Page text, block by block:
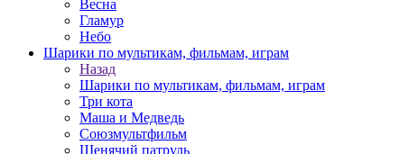
Весна
Гламур
Небо
Шарики по мультикам, фильмам, играм
Назад
Шарики по мультикам, фильмам, играм
Три кота
Маша и Медведь
Союзмультфильм
Щенячий патруль